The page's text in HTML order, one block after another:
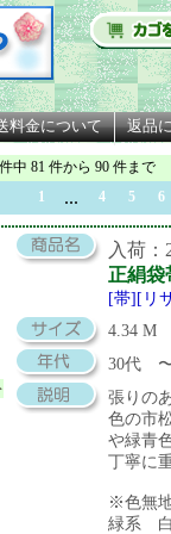
料金について 返品
件中 81 件から 90 件まで
1 ... 4 5 6
入荷：
正絹袋
[帯][リ
4.34 M
30代
張りの
色の市
や緑青
丁寧に
※色無
緑系